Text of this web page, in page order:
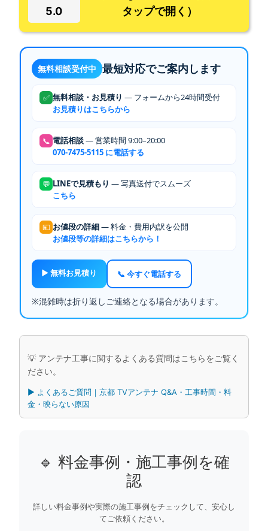
5.0
タップで開く）
無料相談受付中 最短対応でご案内します
✅ 無料相談・お見積り — フォームから24時間受付
お見積りはこちらから
📞 電話相談— 営業時間 9:00–20:00
070-7475-5115 に電話する
💬 LINEで見積もり — 写真送付でスムーズ
こちら
💴 お値段の詳細— 料金・費用内訳を公開
お値段等の詳細はこちらから！
▶ 無料お見積り 📞 今すぐ電話する
※混雑時は折り返しご連絡となる場合があります。
💡 アンテナ工事に関するよくある質問はこちらをご覧く
ださい。
▶︎ よくあるご質問｜京都 TVアンテナ Q&A・工事時間・料
金・映らない原因
🔹 料金事例・施工事例を確
認
詳しい料金事例や実際の施工事例をチェックして、安心し
てご依頼ください。